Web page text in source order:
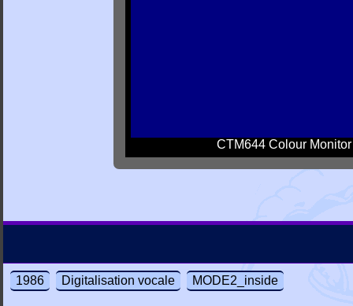
CTM644 Colour Monitor
1986 Digitalisation vocale MODE2_inside